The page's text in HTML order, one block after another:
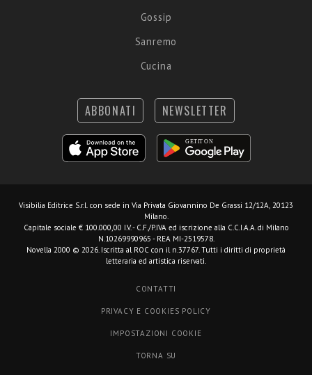
Gossip
Sanremo
Cucina
ABBONATI NEWSLETTER
Visibilia Editrice S.r.l. con sede in Via Privata Giovannino De Grassi 12/12A, 20123
Milano.
Capitale sociale € 100.000,00 I.V. - C.F./P.IVA ed iscrizione alla C.C.I.A.A. di Milano
N.10269990965 - REA MI-2519578.
Novella 2000 © 2026. Iscritta al ROC con il n.37767. Tutti i diritti di proprietà
letteraria ed artistica riservati.
CONTATTI
PRIVACY E COOKIES POLICY
IMPOSTAZIONI COOKIE
TORNA SU